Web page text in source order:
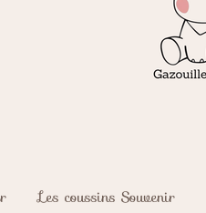
Les coussins Souvenir